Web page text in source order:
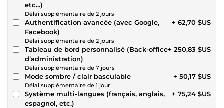
etc...)
Délai supplémentaire de 2 jours
Authentification avancée (avec Google,
Facebook)
Délai supplémentaire de 2 jours
+ 62,70 $US
Tableau de bord personnalisé (Back-office
d’administration)
Délai supplémentaire de 7 jours
+ 250,83 $US
Mode sombre / clair basculable
Délai supplémentaire de 1 jour
+ 50,17 $US
Système multi-langues (français, anglais,
espagnol, etc.)
+ 75,24 $US